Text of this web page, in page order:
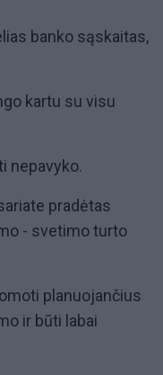
banko sąskaitas,
kartu su visu
nepavyko.
pradėtas
- svetimo turto
planuojančius
ir būti labai